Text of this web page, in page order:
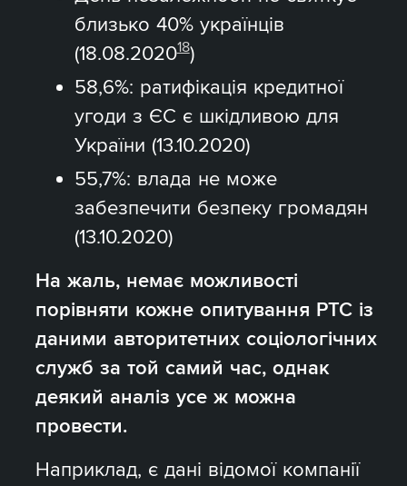
близько 40% українців
(18.08.202018)
58,6%: ратифікація кредитної
угоди з ЄС є шкідливою для
України (13.10.2020)
55,7%: влада не може
забезпечити безпеку громадян
(13.10.2020)
На жаль, немає можливості
порівняти кожне опитування РТС із
даними авторитетних соціологічних
служб за той самий час, однак
деякий аналіз усе ж можна
провести.
Наприклад, є дані відомої компанії